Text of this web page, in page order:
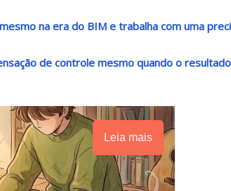
na era do BIM e trabalha com uma
de controle mesmo quando o resultado
Leia mais